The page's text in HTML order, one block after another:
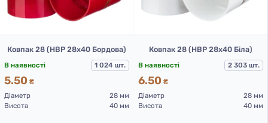
Ковпак 28 (НВР 28х40 Бордова)
В наявності 1 024 шт.
5.50 ₴
Діаметр
28 мм
Висота
40 мм
Ковпак 28 (НВР 28х40 Біла)
В наявності 2 303 шт.
6.50 ₴
Діаметр
28 мм
Висота
40 мм